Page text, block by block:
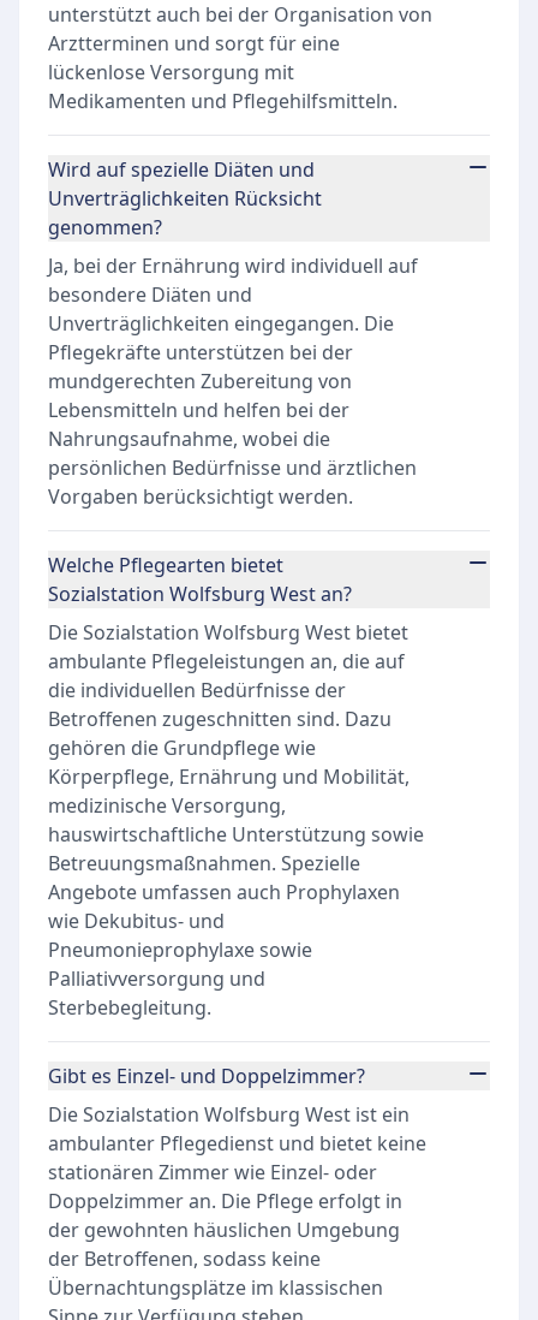
unterstützt auch bei der Organisation von
Arztterminen und sorgt für eine
lückenlose Versorgung mit
Medikamenten und Pflegehilfsmitteln.
Wird auf spezielle Diäten und
Unverträglichkeiten Rücksicht
genommen?
Ja, bei der Ernährung wird individuell auf
besondere Diäten und
Unverträglichkeiten eingegangen. Die
Pflegekräfte unterstützen bei der
mundgerechten Zubereitung von
Lebensmitteln und helfen bei der
Nahrungsaufnahme, wobei die
persönlichen Bedürfnisse und ärztlichen
Vorgaben berücksichtigt werden.
Welche Pflegearten bietet
Sozialstation Wolfsburg West an?
Die Sozialstation Wolfsburg West bietet
ambulante Pflegeleistungen an, die auf
die individuellen Bedürfnisse der
Betroffenen zugeschnitten sind. Dazu
gehören die Grundpflege wie
Körperpflege, Ernährung und Mobilität,
medizinische Versorgung,
hauswirtschaftliche Unterstützung sowie
Betreuungsmaßnahmen. Spezielle
Angebote umfassen auch Prophylaxen
wie Dekubitus- und
Pneumonieprophylaxe sowie
Palliativversorgung und
Sterbebegleitung.
Gibt es Einzel- und Doppelzimmer?
Die Sozialstation Wolfsburg West ist ein
ambulanter Pflegedienst und bietet keine
stationären Zimmer wie Einzel- oder
Doppelzimmer an. Die Pflege erfolgt in
der gewohnten häuslichen Umgebung
der Betroffenen, sodass keine
Übernachtungsplätze im klassischen